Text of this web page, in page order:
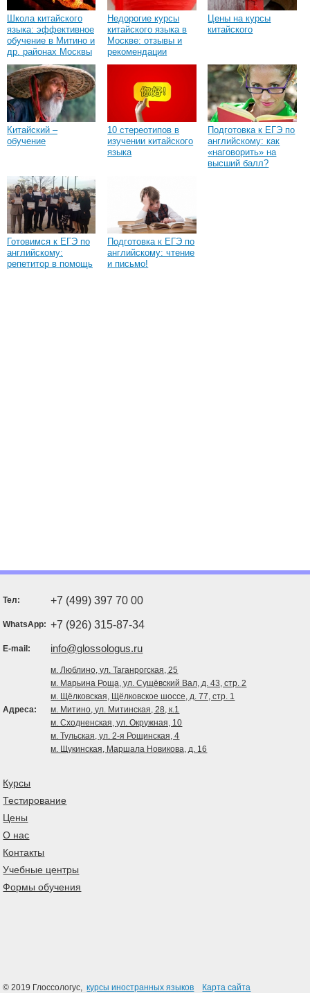
Школа китайского
языка: эффективное
обучение в Митино и
др. районах Москвы
Недорогие курсы
китайского языка в
Москве: отзывы и
рекомендации
Цены на курсы
китайского
Китайский –
обучение
10 стереотипов в
изучении китайского
языка
Подготовка к ЕГЭ по
английскому: как
«наговорить» на
высший балл?
Готовимся к ЕГЭ по
английскому:
репетитор в помощь
Подготовка к ЕГЭ по
английскому: чтение
и письмо!
Тел: +7 (499) 397 70 00
WhatsApp: +7 (926) 315-87-34
E-mail: info@glossologus.ru
Адреса:
м. Люблино, ул. Таганрогская, 25
м. Марьина Роща, ул. Сущёвский Вал, д. 43, стр. 2
м. Щёлковская, Щёлковское шоссе, д. 77, стр. 1
м. Митино, ул. Митинская, 28, к.1
м. Сходненская, ул. Окружная, 10
м. Тульская, ул. 2-я Рощинская, 4
м. Щукинская, Маршала Новикова, д. 16
Курсы
Тестирование
Цены
О нас
Контакты
Учебные центры
Формы обучения
© 2019 Глоссологуc,курсы иностранных языков Карта сайта